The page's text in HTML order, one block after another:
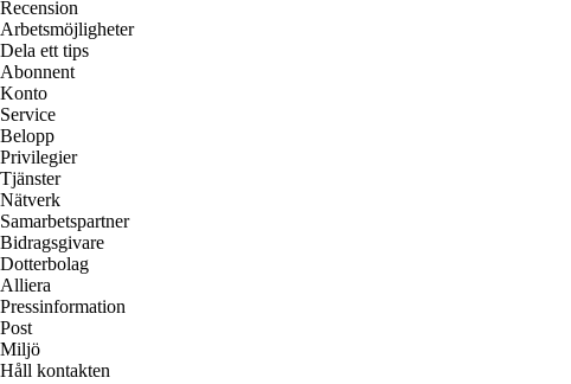
Recension
Arbetsmöjligheter
Dela ett tips
Abonnent
Konto
Service
Belopp
Privilegier
Tjänster
Nätverk
Samarbetspartner
Bidragsgivare
Dotterbolag
Alliera
Pressinformation
Post
Miljö
Håll kontakten